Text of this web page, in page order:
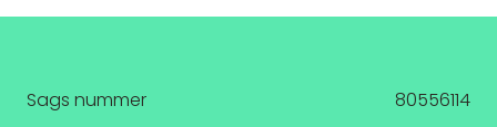
Sags nummer 80556114